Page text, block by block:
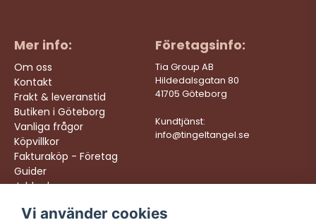
Mer info:
Om oss
Kontakt
Frakt & leveranstid
Butiken i Göteborg
Vanliga frågor
Köpvillkor
Fakturaköp - Företag
Guider
Jobba hos oss
Företagsinfo:
Tia Group AB
Hildedalsgatan 80
41705 Göteborg
Kundtjänst:
info@tingeltangel.se
Följ oss: Vi levererar:
Vi använder cookies